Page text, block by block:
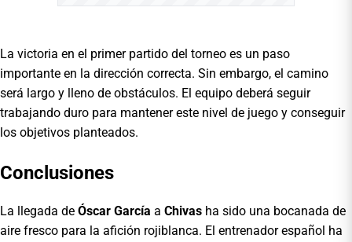
La victoria en el primer partido del torneo es un paso
importante en la dirección correcta. Sin embargo, el camino
será largo y lleno de obstáculos. El equipo deberá seguir
trabajando duro para mantener este nivel de juego y conseguir
los objetivos planteados.
Conclusiones
La llegada de Óscar García a Chivas ha sido una bocanada de
aire fresco para la afición rojiblanca. El entrenador español ha